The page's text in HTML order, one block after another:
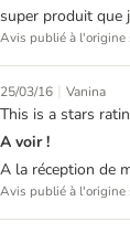
super produit que
Avis publié à l'origine
25/03/16 | Vanina
This is a stars
A voir !
A la réception de
Avis publié à l'origine